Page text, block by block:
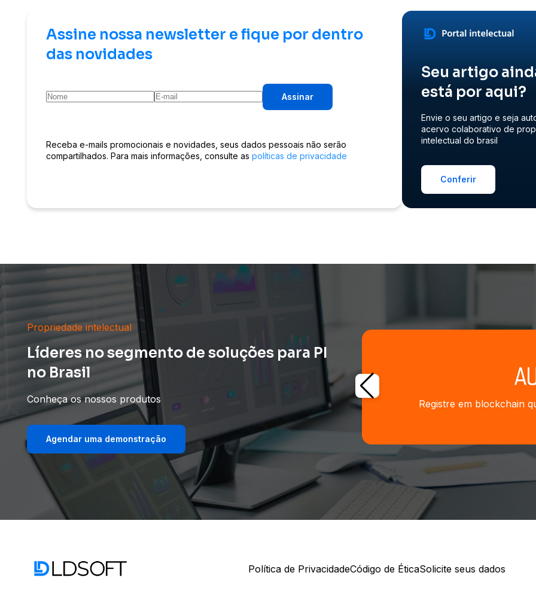
Assine nossa newsletter e fique por dentro
das novidades
Assinar
Receba e-mails promocionais e novidades, seus dados pessoais não serão
compartilhados. Para mais informações, consulte as políticas de privacidade
Seu artigo
está por aqui?
Envie o seu artigo e seja
acervo colaborativo de
intelectual do brasil
Conferir
Propriedade intelectual
Líderes no segmento de soluções para PI
no Brasil
Conheça os nossos produtos
Agendar uma demonstração
Registre em blockchain
Política de PrivacidadeCódigo de ÉticaSolicite seus dados